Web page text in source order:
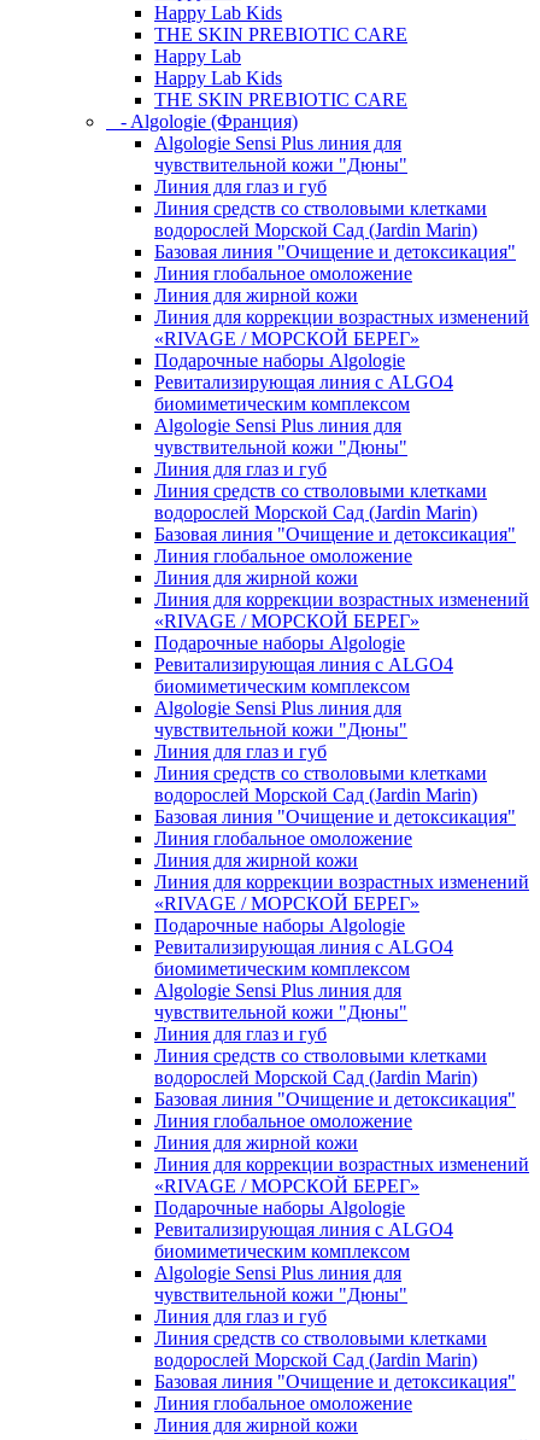
Happy Lab Kids
THE SKIN PREBIOTIC CARE
Happy Lab
Happy Lab Kids
THE SKIN PREBIOTIC CARE
- Algologie (Франция)
Algologie Sensi Plus линия для
чувcтвительной кожи "Дюны"
Линия для глаз и губ
Линия средств со стволовыми клетками
водорослей Морской Сад (Jardin Marin)
Базовая линия "Очищение и детоксикация"
Линия глобальное омоложение
Линия для жирной кожи
Линия для коррекции возрастных изменений
«RIVAGE / МОРСКОЙ БЕРЕГ»
Подарочные наборы Algologie
Ревитализирующая линия с ALGO4
биомиметическим комплексом
Algologie Sensi Plus линия для
чувcтвительной кожи "Дюны"
Линия для глаз и губ
Линия средств со стволовыми клетками
водорослей Морской Сад (Jardin Marin)
Базовая линия "Очищение и детоксикация"
Линия глобальное омоложение
Линия для жирной кожи
Линия для коррекции возрастных изменений
«RIVAGE / МОРСКОЙ БЕРЕГ»
Подарочные наборы Algologie
Ревитализирующая линия с ALGO4
биомиметическим комплексом
Algologie Sensi Plus линия для
чувcтвительной кожи "Дюны"
Линия для глаз и губ
Линия средств со стволовыми клетками
водорослей Морской Сад (Jardin Marin)
Базовая линия "Очищение и детоксикация"
Линия глобальное омоложение
Линия для жирной кожи
Линия для коррекции возрастных изменений
«RIVAGE / МОРСКОЙ БЕРЕГ»
Подарочные наборы Algologie
Ревитализирующая линия с ALGO4
биомиметическим комплексом
Algologie Sensi Plus линия для
чувcтвительной кожи "Дюны"
Линия для глаз и губ
Линия средств со стволовыми клетками
водорослей Морской Сад (Jardin Marin)
Базовая линия "Очищение и детоксикация"
Линия глобальное омоложение
Линия для жирной кожи
Линия для коррекции возрастных изменений
«RIVAGE / МОРСКОЙ БЕРЕГ»
Подарочные наборы Algologie
Ревитализирующая линия с ALGO4
биомиметическим комплексом
Algologie Sensi Plus линия для
чувcтвительной кожи "Дюны"
Линия для глаз и губ
Линия средств со стволовыми клетками
водорослей Морской Сад (Jardin Marin)
Базовая линия "Очищение и детоксикация"
Линия глобальное омоложение
Линия для жирной кожи